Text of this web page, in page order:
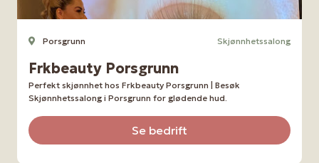
Porsgrunn Skjønnhetssalong
Frkbeauty Porsgrunn
Perfekt skjønnhet hos Frkbeauty Porsgrunn | Besøk
Skjønnhetssalong i Porsgrunn for glødende hud.
Se bedrift